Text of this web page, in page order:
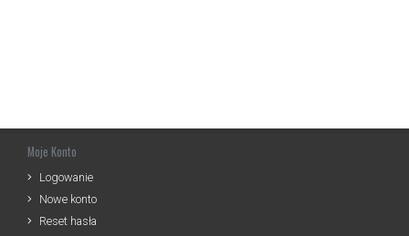
Moje Konto
Logowanie
Nowe konto
Reset hasła